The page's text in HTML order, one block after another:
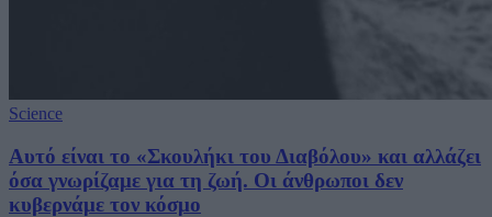
Science
Αυτό είναι το «Σκουλήκι του Διαβόλου» και αλλάζει
όσα γνωρίζαμε για τη ζωή. Οι άνθρωποι δεν
κυβερνάμε τον κόσμο